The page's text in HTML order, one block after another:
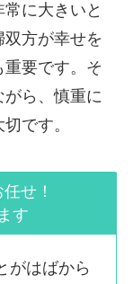
に大きいと
方が幸せを
要です。そ
ら、慎重に
です。
せ！
す
がはばから